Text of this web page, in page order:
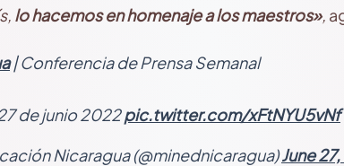
lo hacemos en homenaje a los maestros»,
| Conferencia de Prensa Semanal
de junio 2022pic.twitter.com/xFtNYU5vNf
Nicaragua (@minednicaragua)June